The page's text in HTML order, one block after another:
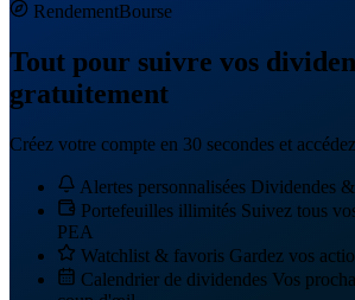
RendementBourse
Tout pour suivre vos
gratuitement
Créez votre compte en 30 secondes et
Alertes personnalisées Dividendes
Portefeuilles illimités Suivez tous
PEA
Watchlist & favoris Gardez vos
Calendrier de dividendes Vos